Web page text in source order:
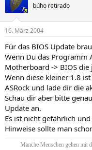
búho retirado
16. März 2004
Für das BIOS Update
Wenn Du das Programm
Motherboard -> BIOS die
Wenn diese kleiner 1.8
ASRock und lade dir die
Schau dir aber bitte
Update an.
Es ist nicht gefährlich
Hinweise sollte man
Manche Menschen gehen mit